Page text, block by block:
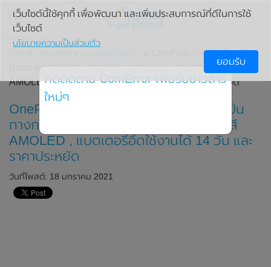
» OnePlus เปิดตัว OnePlus
Band อย่างเป็นทางการในประเทศอินเดีย มาพร้อมหน้าจอสี
AMOLED , แบตเตอรี่อึดใช้งานได้ 14 วัน และราคาประหยัด
OnePlus เปิดตัว OnePlus Band อย่างเป็น
ทางการในประเทศอินเดีย มาพร้อมหน้าจอสี
AMOLED , แบตเตอรี่อึดใช้งานได้ 14 วัน และ
ราคาประหยัด
วันที่โพสต์: 18 มกราคม 2021
เว็บไซต์นี้ใช้คุกกี้ เพื่อพัฒนา และเพิ่มประสบการณ์ที่ดีในการใช้
เว็บไซต์
นโยบายความเป็นส่วนตัว
ยอมรับ
กดติดตาม ComError เพื่อรับข่าวสาร
ใหม่ๆ